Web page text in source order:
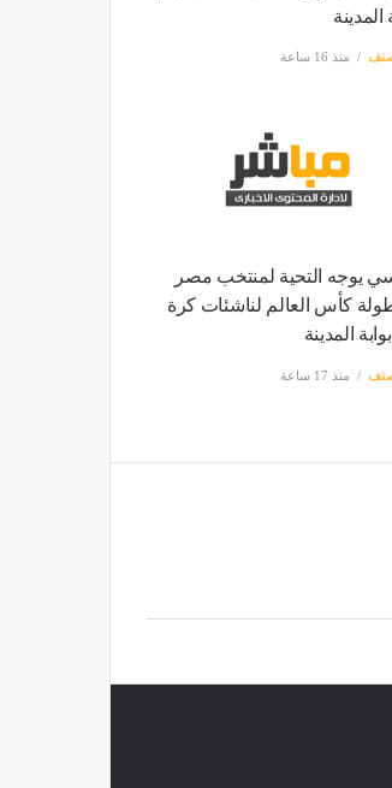
المدينة
منذ 16 ساعة
يوجه التحية لمنتخب مصر
كأس العالم لناشئات كرة
المدينة
منذ 17 ساعة